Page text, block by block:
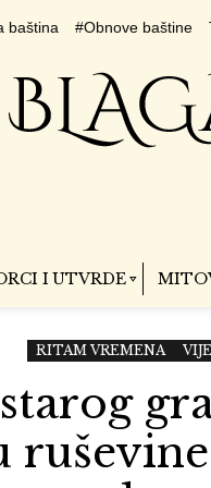
baština #Obnove baštine
I UTVRDE
RITAM VREMENA